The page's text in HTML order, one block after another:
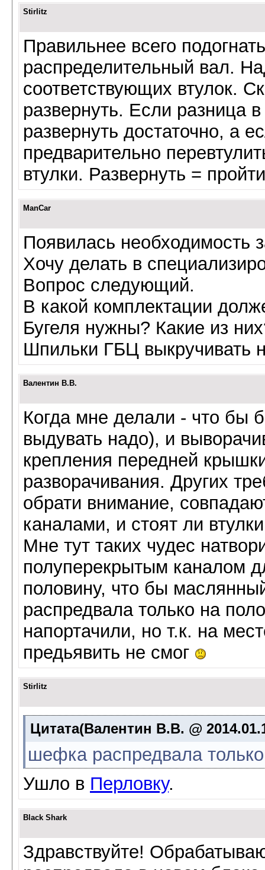
Stirlitz
Правильнее всего
распределительный вал.
соответствующих втулок.
развернуть. Если разница
развернуть достаточно, а
предварительно
втулки. Развернуть =
ManCar
Появилась необходимость
Хочу делать в
Вопрос следующий.
В какой комплектации
Бугеля нужны? Какие из
Шпильки ГБЦ выкручивать
Валентин В.В.
Когда мне делали - что бы
выдувать надо), и
крепления передней
разворачивания. Других
обрати внимание,
каналами, и стоят ли
Мне тут таких чудес
полуперекрытым каналом
половину, что бы
распредвала только на
напортачили, но т.к. на
предьявить не смог
Stirlitz
Цитата(Валентин В.В. @
шефка распредвала
Ушло в Перловку.
Black Shark
Здравствуйте!